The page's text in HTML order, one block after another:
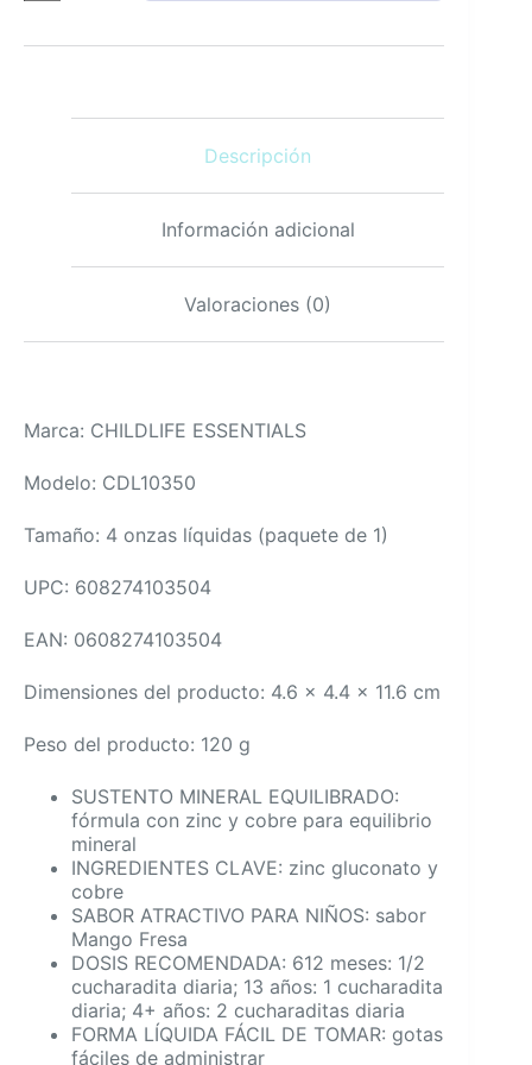
Niños
suplemento
Descripción
Información adicional
Valoraciones (0)
Marca: CHILDLIFE ESSENTIALS
Modelo: CDL10350
Tamaño: 4 onzas líquidas (paquete de 1)
UPC: 608274103504
EAN: 0608274103504
Dimensiones del producto: 4.6 x 4.4 x 11.6 cm
Peso del producto: 120 g
SUSTENTO MINERAL EQUILIBRADO:
fórmula con zinc y cobre para equilibrio
mineral
INGREDIENTES CLAVE: zinc gluconato y
cobre
SABOR ATRACTIVO PARA NIÑOS: sabor
Mango Fresa
DOSIS RECOMENDADA: 612 meses: 1/2
cucharadita diaria; 13 años: 1 cucharadita
diaria; 4+ años: 2 cucharaditas diaria
FORMA LÍQUIDA FÁCIL DE TOMAR: gotas
fáciles de administrar